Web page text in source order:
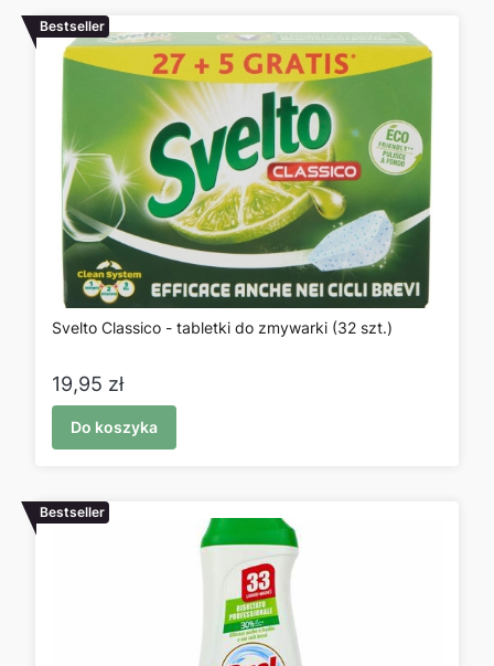
Bestseller
Svelto Classico - tabletki do zmywarki (32 szt.)
Cena
19,95 zł
Do koszyka
Bestseller